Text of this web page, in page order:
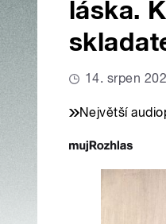
láska.
14. srpen
Největší